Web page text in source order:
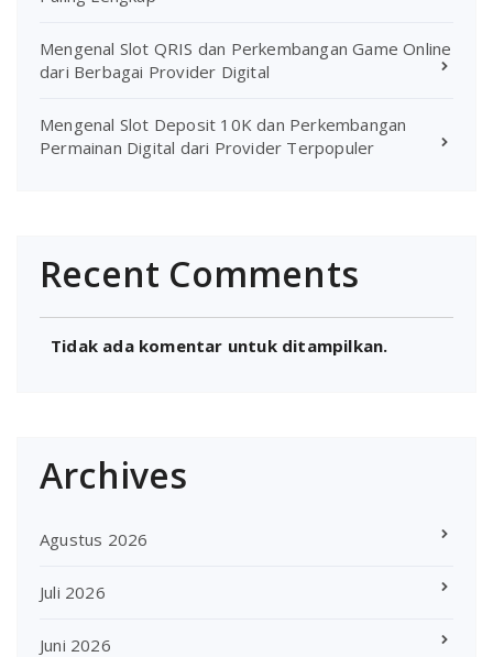
Mengenal Slot QRIS dan Perkembangan Game Online
dari Berbagai Provider Digital
Mengenal Slot Deposit 10K dan Perkembangan
Permainan Digital dari Provider Terpopuler
Recent Comments
Tidak ada komentar untuk ditampilkan.
Archives
Agustus 2026
Juli 2026
Juni 2026